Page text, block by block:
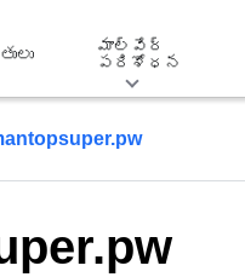
మాల్వేర్
పరిశోధన